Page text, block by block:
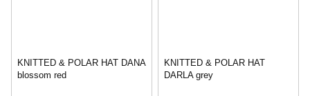
KNITTED & POLAR HAT DANA
blossom red
KNITTED & POLAR HAT
DARLA grey